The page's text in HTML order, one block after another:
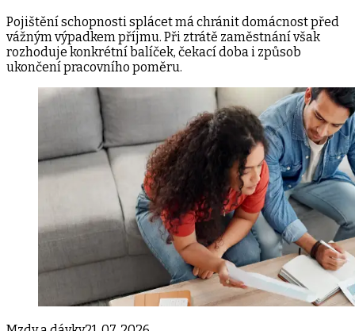
Pojištění schopnosti splácet má chránit domácnost před
vážným výpadkem příjmu. Při ztrátě zaměstnání však
rozhoduje konkrétní balíček, čekací doba i způsob
ukončení pracovního poměru.